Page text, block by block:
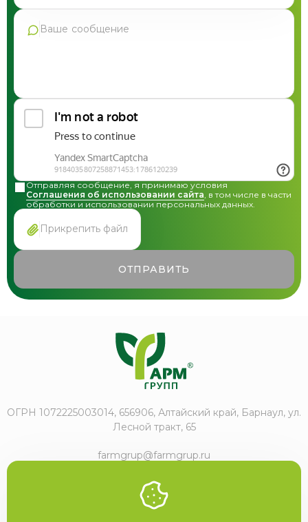
Продукция Фармгрупп
Отправляя сообщение, я принимаю условия
Соглашения об использовании сайта , в том числе в части
обработки и использовании персональных данных.
Прикрепить файл
ОТПРАВИТЬ
ОГРН 1072225003014, 656906, Алтайский край, Барнаул, ул.
Лесной тракт, 65
farmgrup@farmgrup.ru
+7 (3852) 57-77-47